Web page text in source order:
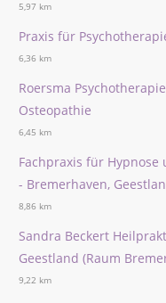
5,97 km
Praxis für
6,36 km
Roersma
Osteopathie
6,45 km
Fachpraxis für Hypnose
- Bremerhaven,
8,86 km
Sandra Beckert
Geestland (Raum
9,22 km